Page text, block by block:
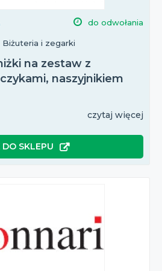
do odwołania
Biżuteria i zegarki
na zestaw z
naszyjnikiem
czytaj więcej
DO SKLEPU